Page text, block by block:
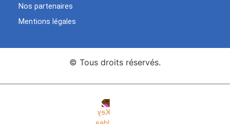
Nos partenaires
Mentions légales
© Tous droits réservés.